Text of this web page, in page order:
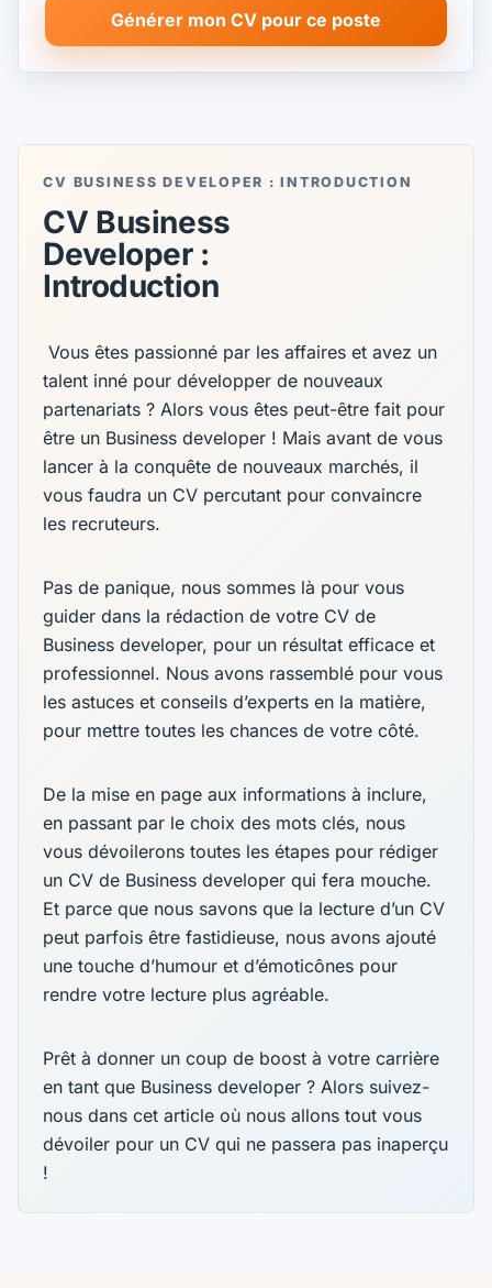
Générer mon CV pour ce poste
CV BUSINESS DEVELOPER : INTRODUCTION
CV Business
Developer :
Introduction
‍ Vous êtes passionné par les affaires et avez un
talent inné pour développer de nouveaux
partenariats ? Alors vous êtes peut-être fait pour
être un Business developer ! Mais avant de vous
lancer à la conquête de nouveaux marchés, il
vous faudra un CV percutant pour convaincre
les recruteurs.
Pas de panique, nous sommes là pour vous
guider dans la rédaction de votre CV de
Business developer, pour un résultat efficace et
professionnel. Nous avons rassemblé pour vous
les astuces et conseils d’experts en la matière,
pour mettre toutes les chances de votre côté.
De la mise en page aux informations à inclure,
en passant par le choix des mots clés, nous
vous dévoilerons toutes les étapes pour rédiger
un CV de Business developer qui fera mouche.
Et parce que nous savons que la lecture d’un CV
peut parfois être fastidieuse, nous avons ajouté
une touche d’humour et d’émoticônes pour
rendre votre lecture plus agréable.
Prêt à donner un coup de boost à votre carrière
en tant que Business developer ? Alors suivez-
nous dans cet article où nous allons tout vous
dévoiler pour un CV qui ne passera pas inaperçu
!